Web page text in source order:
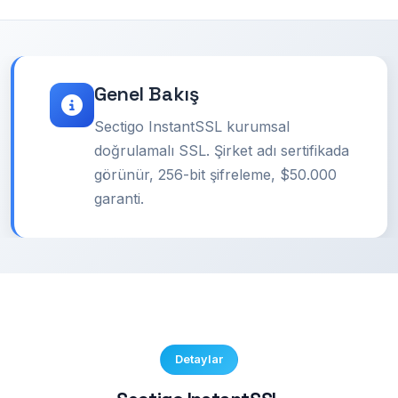
Genel Bakış
Sectigo InstantSSL kurumsal
doğrulamalı SSL. Şirket adı sertifikada
görünür, 256-bit şifreleme, $50.000
garanti.
Detaylar